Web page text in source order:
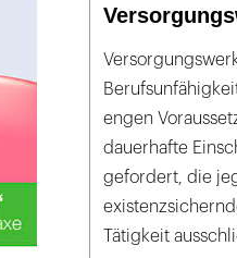
engen
dauerhafte
gefordert, die
Tätigkeit